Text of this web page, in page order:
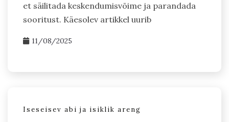
et säilitada keskendumisvõime ja parandada
sooritust. Käesolev artikkel uurib
11/08/2025
Iseseisev abi ja isiklik areng